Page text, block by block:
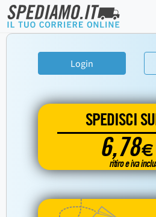
Login
SPEDISCI
6,78€
ritiro e iva